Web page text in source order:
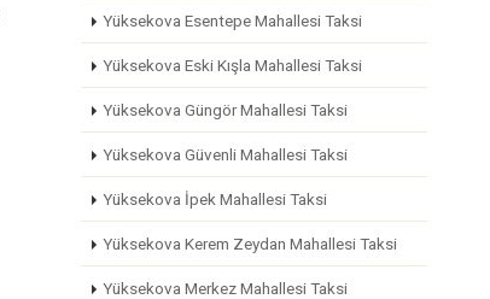
Yüksekova Esentepe Mahallesi Taksi
Yüksekova Eski Kışla Mahallesi Taksi
Yüksekova Güngör Mahallesi Taksi
Yüksekova Güvenli Mahallesi Taksi
Yüksekova İpek Mahallesi Taksi
Yüksekova Kerem Zeydan Mahallesi Taksi
Yüksekova Merkez Mahallesi Taksi